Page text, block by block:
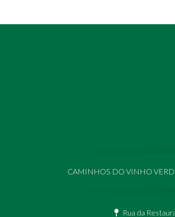
CAMINHOS DO VINHO
Rua da